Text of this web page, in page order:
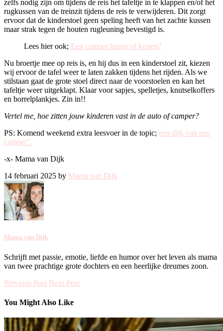
zelfs nodig zijn om tijdens de reis het tafeltje in te klappen en/of het
rugkussen van de treinzit tijdens de reis te verwijderen. Dit zorgt
ervoor dat de kinderstoel geen speling heeft van het zachte kussen
maar strak tegen de houten rugleuning bevestigd is.
Lees hier ook; Een camper huren of kopen?
Nu broertje mee op reis is, en hij dus in een kinderstoel zit, kiezen
wij ervoor de tafel weer te laten zakken tijdens het rijden. Als we
stilstaan gaat de grote stoel direct naar de voorstoelen en kan het
tafeltje weer uitgeklapt. Klaar voor sapjes, spelletjes, knutselkoffers
en borrelplankjes. Zin in!!
Vertel me, hoe zitten jouw kinderen vast in de auto of camper?
PS: Komend weekend extra leesvoer in de topic; een dijk van een
camper”.
-x- Mama van Dijk
14 februari 2025 by Mama van Dijk
Mama van Dijk
Schrijft met passie, emotie, liefde en humor over het leven als mama
van twee prachtige grote dochters en een heerlijke dreumes zoon.
Previous Post Next Post
You Might Also Like